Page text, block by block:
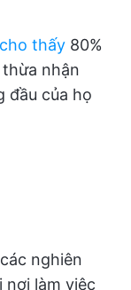
thấy 80%
nhận
đầu của họ
nghiên
nơi làm việc